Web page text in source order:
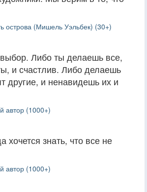
острова (Мишель Уэльбек) (30+)
выбор. Либо ты делаешь все,
и счастлив. Либо делаешь
другие, и ненавидешь их и
автор (1000+)
хочется знать, что все не
автор (1000+)